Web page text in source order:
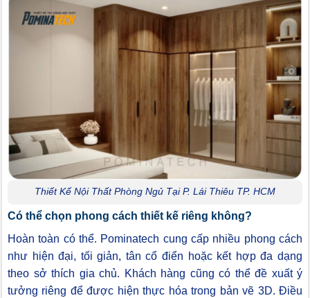
Thiết Kế Nội Thất Phòng Ngủ Tại P. Lái Thiêu TP. HCM
Có thể chọn phong cách thiết kế riêng không?
Hoàn toàn có thể. Pominatech cung cấp nhiều phong cách
như hiện đại, tối giản, tân cổ điển hoặc kết hợp đa dạng
theo sở thích gia chủ. Khách hàng cũng có thể đề xuất ý
tưởng riêng để được hiện thực hóa trong bản vẽ 3D. Điều